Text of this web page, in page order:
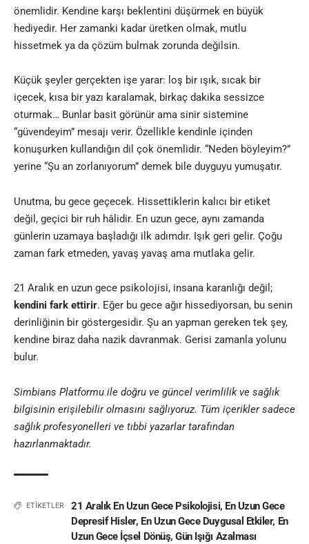
önemlidir. Kendine karşı beklentini düşürmek en büyük
hediyedir. Her zamanki kadar üretken olmak, mutlu
hissetmek ya da çözüm bulmak zorunda değilsin.
Küçük şeyler gerçekten işe yarar: loş bir ışık, sıcak bir
içecek, kısa bir yazı karalamak, birkaç dakika sessizce
oturmak… Bunlar basit görünür ama sinir sistemine
“güvendeyim” mesajı verir. Özellikle kendinle içinden
konuşurken kullandığın dil çok önemlidir. “Neden böyleyim?”
yerine “Şu an zorlanıyorum” demek bile duyguyu yumuşatır.
Unutma, bu gece geçecek. Hissettiklerin kalıcı bir etiket
değil, geçici bir ruh hâlidir. En uzun gece, aynı zamanda
günlerin uzamaya başladığı ilk adımdır. Işık geri gelir. Çoğu
zaman fark etmeden, yavaş yavaş ama mutlaka gelir.
21 Aralık en uzun gece psikolojisi, insana karanlığı değil;
kendini fark ettirir. Eğer bu gece ağır hissediyorsan, bu senin
derinliğinin bir göstergesidir. Şu an yapman gereken tek şey,
kendine biraz daha nazik davranmak. Gerisi zamanla yolunu
bulur.
Simbians Platformu ile doğru ve güncel verimlilik ve sağlık
bilgisinin erişilebilir olmasını sağlıyoruz. Tüm içerikler sadece
sağlık profesyonelleri ve tıbbi yazarlar tarafından
hazırlanmaktadır.
ETİKETLER 21 Aralık En Uzun Gece Psikolojisi, En Uzun Gece
Depresif Hisler, En Uzun Gece Duygusal Etkiler, En
Uzun Gece İçsel Dönüş,Gün Işığı Azalması